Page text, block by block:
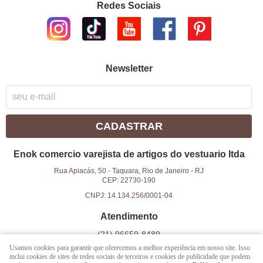
Redes Sociais
Newsletter
CADASTRAR
Enok comercio varejista de artigos do vestuario ltda
Rua Apiacás, 50 -Taquara, Rio de Janeiro - RJ
CEP: 22730-190
CNPJ: 14.134.256/0001-04
Atendimento
(21)96659-8489
(21)96659-8489(WhatsApp)
Usamos cookies para garantir que oferecemos a melhor experiência em nosso site. Isso
inclui cookies de sites de redes sociais de terceiros e cookies de publicidade que podem